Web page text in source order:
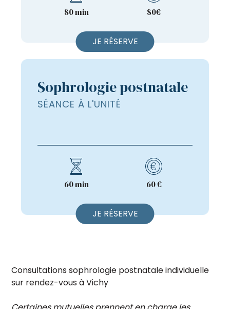
80 min 80€
JE RÉSERVE
Sophrologie postnatale
SÉANCE À L'UNITÉ
60 min 60 €
JE RÉSERVE
Consultations sophrologie postnatale individuelle
sur rendez-vous à Vichy